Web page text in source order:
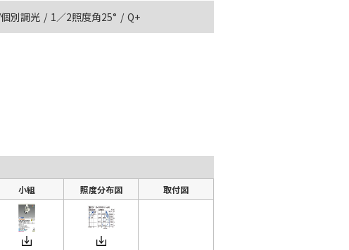
別調光 1／2照度角25° Q+
小組 照度分布図 取付図